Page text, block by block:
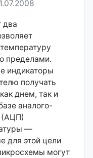
два
пределами.
индикаторы
получать
днем, так и
аналого-
(АЦП)
—
для этой цели
могут